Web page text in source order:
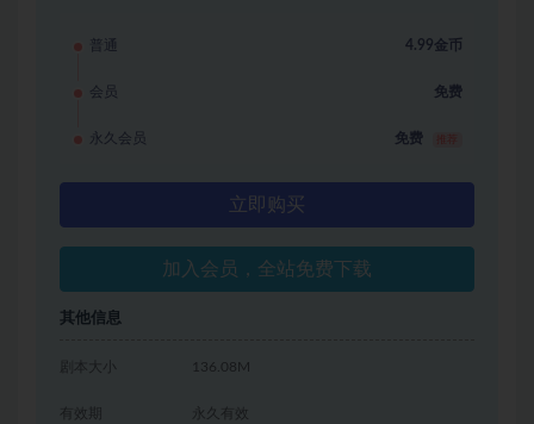
普通 4.99金币
会员 免费
永久会员 免费
立即购买
加入会员，全站免费下载
其他信息
剧本大小 136.08M
有效期 永久有效